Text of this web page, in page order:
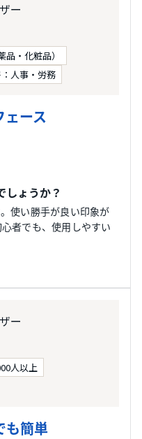
ー
・化粧品）
人事・労務
ェース
しょうか？
使い勝手が良い印象が
者でも、使用しやすい
ー
人以上
も簡単